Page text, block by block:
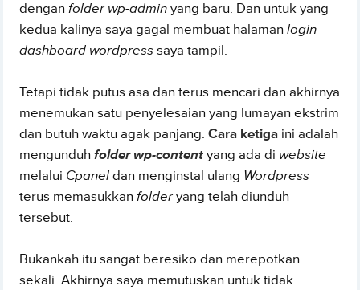
denganfolder wp-adminyang baru. Dan untuk yang
kedua kalinya saya gagal membuat halamanlogin
dashboard wordpresssaya tampil.
Tetapi tidak putus asa dan terus mencari dan akhirnya
menemukan satu penyelesaian yang lumayan ekstrim
dan butuh waktu agak panjang.Cara ketiga ini adalah
mengunduhfolder wp-contentyang ada di website
melalui Cpaneldan menginstal ulang Wordpress
terus memasukkanfolderyang telah diunduh
tersebut.
Bukankah itu sangat beresiko dan merepotkan
sekali. Akhirnya saya memutuskan untuk tidak